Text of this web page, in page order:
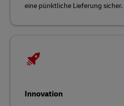
eine pünktliche Lieferung sicher.
Innovation